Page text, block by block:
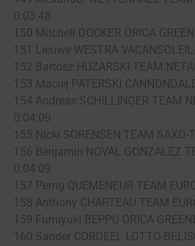
0:03:48
150 Mitchell DOCKER ORICA
151 Lieuwe WESTRA
152 Bartosz HUZARSKI TEAM
153 Maciej PATERSKI
154 Andreas SCHILLINGER TEAM
0:04:09
155 Nicki SORENSEN TEAM SAXO-
156 Benjamin NOVAL GONZALEZ
0:04:09
157 Perrig QUEMENEUR TEAM
158 Anthony CHARTEAU TEAM
159 Fumiyuki BEPPU ORICA
160 Sander CORDEEL LOTTO-